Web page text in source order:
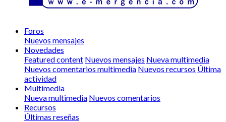
Foros
Nuevos mensajes
Novedades
Featured content Nuevos mensajes Nueva multimedia
Nuevos comentarios multimedia Nuevos recursos Última
actividad
Multimedia
Nueva multimedia Nuevos comentarios
Recursos
Últimas reseñas